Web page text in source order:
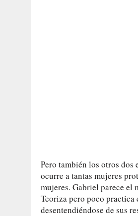
Pero también los otros dos
ocurre a tantas mujeres
mujeres. Gabriel parece el
Teoriza pero poco
desentendiéndose de sus